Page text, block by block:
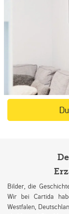
Bilder, die
Wir bei Cartida
Westfalen,